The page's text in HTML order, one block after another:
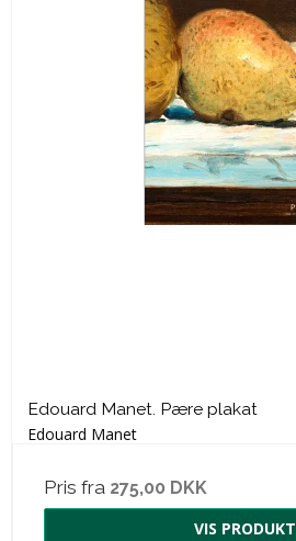
Edouard Manet. Pære plakat
Edouard Manet
Pris fra 275,00 DKK
VIS PRODUKT